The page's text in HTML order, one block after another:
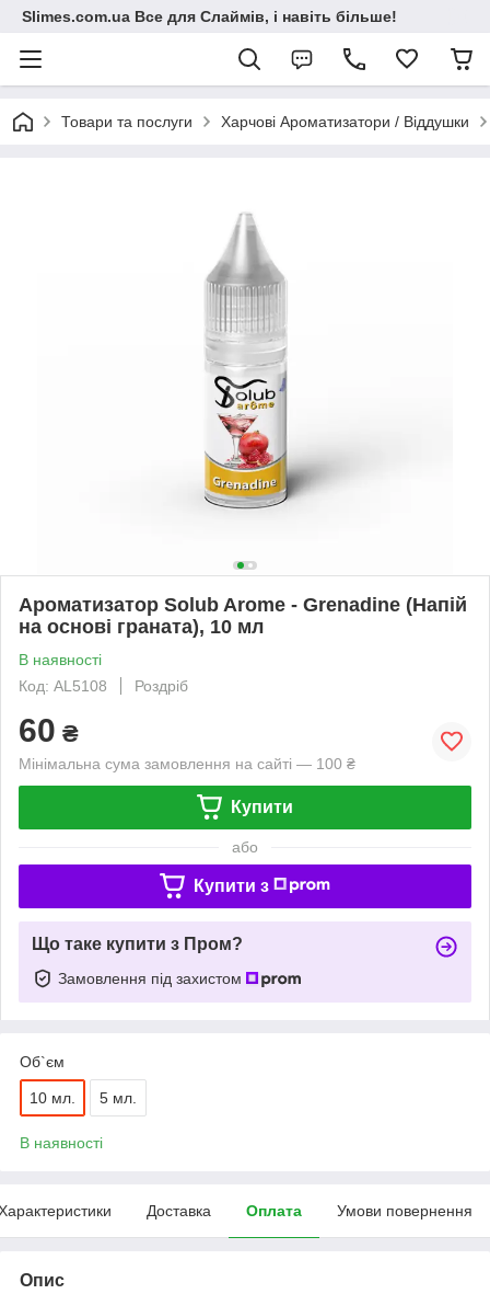
Slimes.com.ua Все для Слаймів, і навіть більше!
Товари та послуги Харчові Ароматизатори / Віддушки
Ароматизатор Solub Arome - Grenadine (Напій
на основі граната), 10 мл
В наявності
Код: AL5108
Роздріб
60 ₴
Мінімальна сума замовлення на сайті — 100 ₴
Купити
або
Купити з
Що таке купити з Пром?
Замовлення під захистом
Об`єм
10 мл. 5 мл.
В наявності
Доставка Оплата Умови повернення
Опис